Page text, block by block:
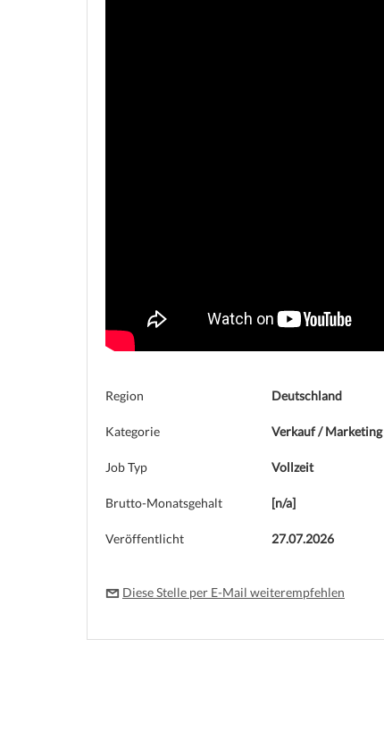
Region Deutschland
Kategorie Verkauf / Marketing
Job Typ Vollzeit
Brutto-Monatsgehalt [n/a]
Veröffentlicht 27.07.2026
Diese Stelle per E-Mail weiterempfehlen